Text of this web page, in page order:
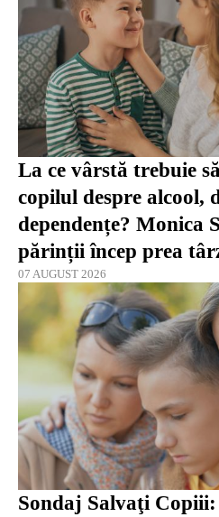
La ce vârstă trebuie
copilul despre alcool,
dependențe? Monica
părinții încep prea
07 AUGUST 2026
Sondaj Salvaţi